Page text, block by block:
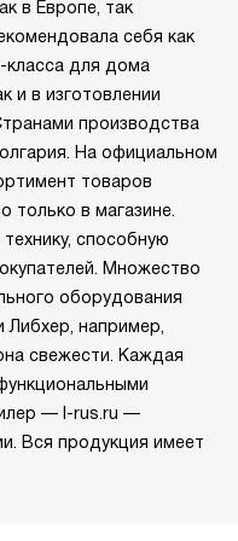
в Европе, так
себя как
класса для дома
и в изготовлении
производства
На официальном
товаров
только в магазине.
способную
Множество
оборудования
например,
свежести. Каждая
— l-rus.ru —
Вся продукция имеет